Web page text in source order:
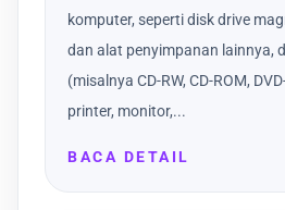
komputer, seperti disk drive
dan alat penyimpanan lainnya,
(misalnya CD-RW, CD-ROM,
printer, monitor,...
BACA DETAIL